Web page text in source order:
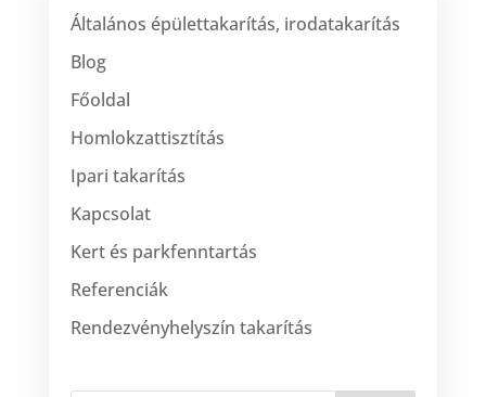
Általános épülettakarítás, irodatakarítás
Blog
Főoldal
Homlokzattisztítás
Ipari takarítás
Kapcsolat
Kert és parkfenntartás
Referenciák
Rendezvényhelyszín takarítás